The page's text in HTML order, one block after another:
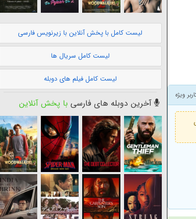
لیست کامل با پخش آنلاین با زیرنویس فارسی
لیست کامل سریال ها
لیست کامل فیلم های دوبله
آخرین دوبله های فارسی با پخش آنلاین